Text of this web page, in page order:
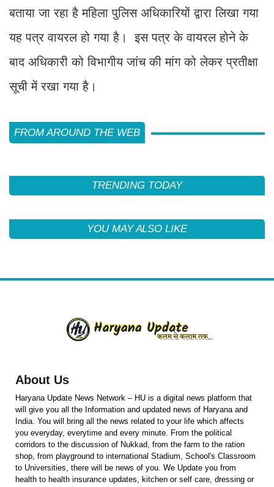
बताया जा रहा है महिला पुलिस अधिकारियों द्वारा लिखा गया
यह पत्र वायरल हो गया है। इस पत्र के वायरल होने के
बाद अधिकारी को विभागीय जांच की मांग को लेकर प्रतीक्षा
सूची में रखा गया है।
FROM AROUND THE WEB
TRENDING TODAY
YOU MAY ALSO LIKE
About Us
Haryana Update News Network – HU is a digital news platform that
will give you all the Information and updated news of Haryana and
India. You will bring all the news related to your life which affects
you everyday, everytime and every minute. From the political
corridors to the discussion of Nukkad, from the farm to the ration
shop, from playground to international Stadium, School's Classroom
to Universities, there will be news of you. We Update you from
health to health insurance updates, kitchen or self care, dressing or